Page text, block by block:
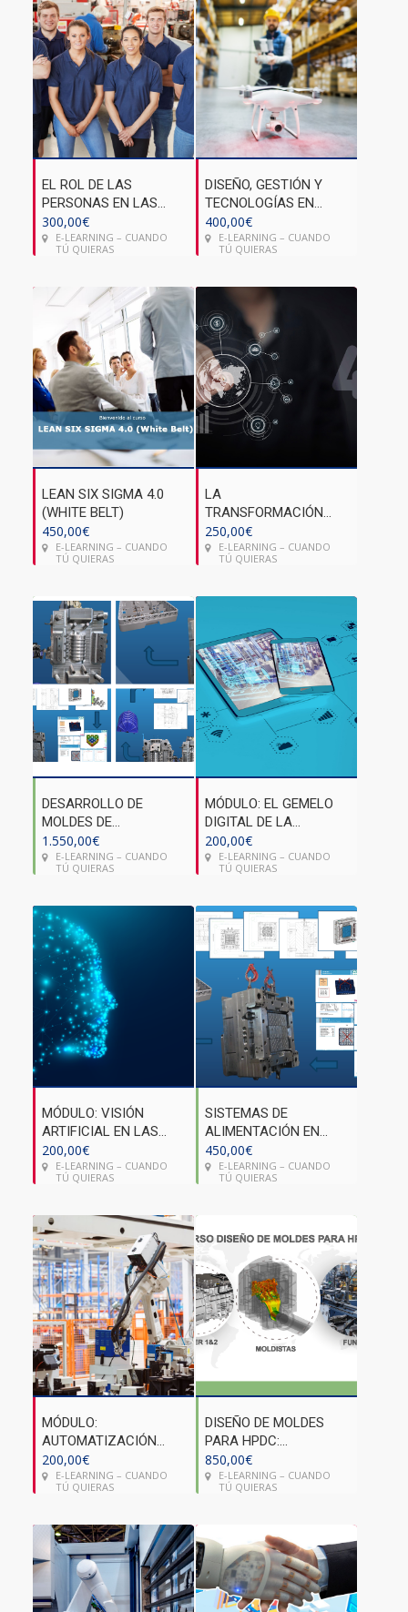
EL ROL DE LAS
PERSONAS EN LAS
FÁBRICAS
INTELIGENTES
300,00€
E-LEARNING – CUANDO
TÚ QUIERAS
DISEÑO, GESTIÓN Y
TECNOLOGÍAS EN
ALMACENES 4.0
400,00€
E-LEARNING – CUANDO
TÚ QUIERAS
LEAN SIX SIGMA 4.0
(WHITE BELT)
450,00€
E-LEARNING – CUANDO
TÚ QUIERAS
LA
TRANSFORMACIÓN
DIGITAL 4.0 EN LA
INDUSTRIA
250,00€
E-LEARNING – CUANDO
TÚ QUIERAS
DESARROLLO DE
MOLDES DE
INYECCIÓN DE
PLÁSTICO
1.550,00€
E-LEARNING – CUANDO
TÚ QUIERAS
MÓDULO: EL GEMELO
DIGITAL DE LA
FÁBRICA
200,00€
E-LEARNING – CUANDO
TÚ QUIERAS
MÓDULO: VISIÓN
ARTIFICIAL EN LAS
FÁBRICAS
200,00€
E-LEARNING – CUANDO
TÚ QUIERAS
SISTEMAS DE
ALIMENTACIÓN EN
MOLDES DE
INYECCIÓN DE
PLÁSTICO
450,00€
E-LEARNING – CUANDO
TÚ QUIERAS
MÓDULO:
AUTOMATIZACIÓN
AVANZADA EN LAS
FÁBRICAS. ROBÓTICA
MÓVIL
200,00€
E-LEARNING – CUANDO
TÚ QUIERAS
DISEÑO DE MOLDES
PARA HPDC:
FUNDICIÓN A ALTA
PRESIÓN
850,00€
E-LEARNING – CUANDO
TÚ QUIERAS